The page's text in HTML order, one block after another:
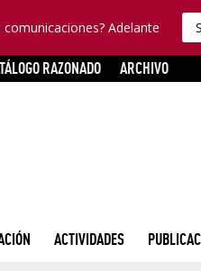
Adelante
RAZONADO ARCHIVO
ACTIVIDADES